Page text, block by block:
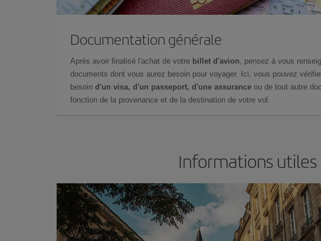
Documentation générale
Après avoir finalisé l'achat de votre billet d'avion, pensez à vous
documents dont vous aurez besoin pour voyager. Ici, vous pouvez
besoin d'un visa, d'un passeport, d'une assurance ou de tout autre
fonction de la provenance et de la destination de votre vol.
Informations